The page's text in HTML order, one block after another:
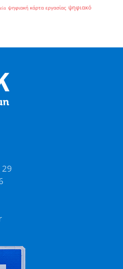
ψηφιακή κάρτα εργασίας ψηφιακό
29